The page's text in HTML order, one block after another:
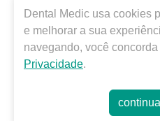
nº 13379 | Política de
meramente ilustrativas -
virtual estão sujeitos a
divergência de preços no
Carrinho de Compra. Não
de grandes volumes pelo
Dental Medic usa cookies
e melhorar a sua
navegando, você
Privacidade.